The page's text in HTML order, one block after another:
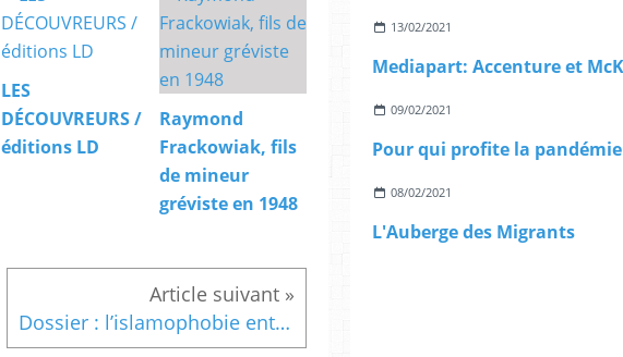
LES
DÉCOUVREURS /
éditions LD
Raymond
Frackowiak, fils
de mineur
gréviste en 1948
Dossier : l’islamophobie entre racisme d’État, refoulé colonial et nationalisme identitaire
13/02/2021
09/02/2021
Pour qui profite la pandémie
08/02/2021
L'Auberge des Migrants